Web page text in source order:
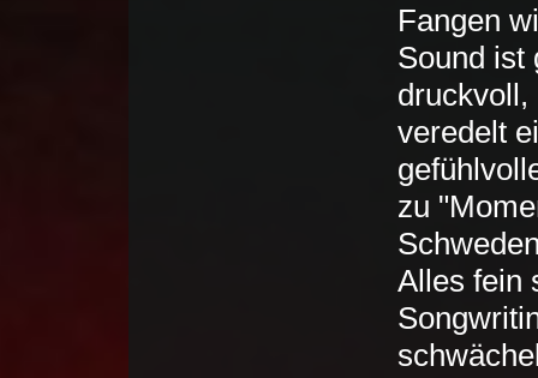
Fangen
Sound ist
druckvoll,
veredelt
zu
Alles fein